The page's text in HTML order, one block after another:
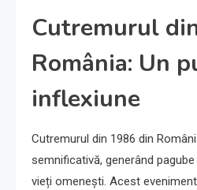
Cutremurul
România: Un
inflexiune
Cutremurul din 1986 din
semnificativă, generând
vieți omenești. Acest